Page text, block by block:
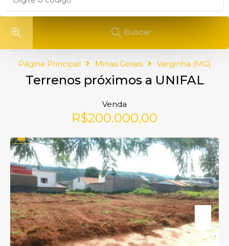
Buscar
Página Principal Minas Gerais Varginha (MG)
Terrenos próximos a UNIFAL
Venda
R$200.000,00